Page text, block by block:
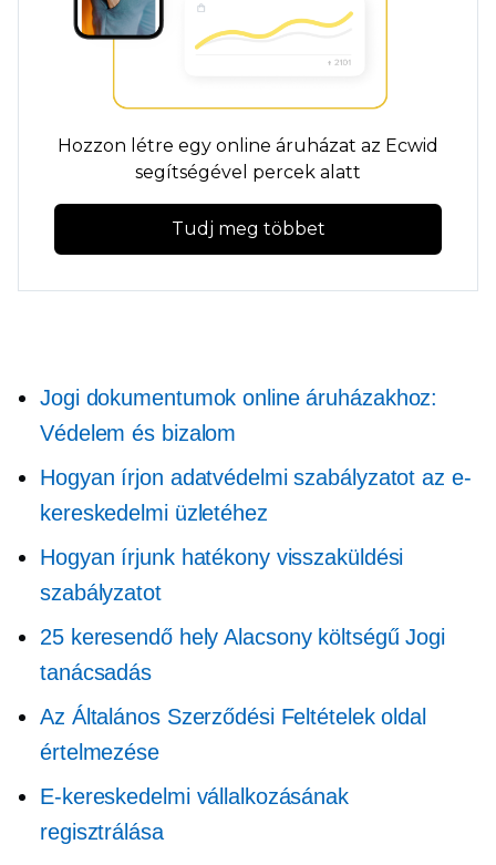
Hozzon létre egy online áruházat az Ecwid
segítségével percek alatt
Tudj meg többet
Jogi dokumentumok online áruházakhoz:
Védelem és bizalom
Hogyan írjon adatvédelmi szabályzatot az e-
kereskedelmi üzletéhez
Hogyan írjunk hatékony visszaküldési
szabályzatot
25 keresendő helyAlacsony költségűJogi
tanácsadás
Az Általános Szerződési Feltételek oldal
értelmezése
E-kereskedelmi vállalkozásának
regisztrálása